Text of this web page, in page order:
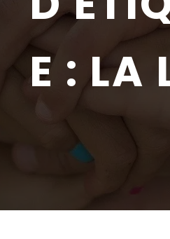
E :LA